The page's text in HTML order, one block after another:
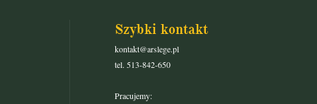
Szybki kontakt
kontakt@arslege.pl
tel. 513-842-650
Pracujemy: